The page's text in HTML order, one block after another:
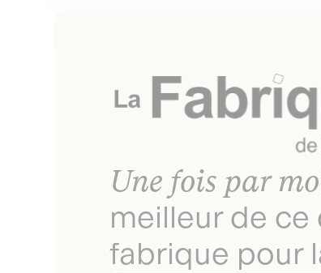
Une fois par
meilleur de ce
fabrique pour